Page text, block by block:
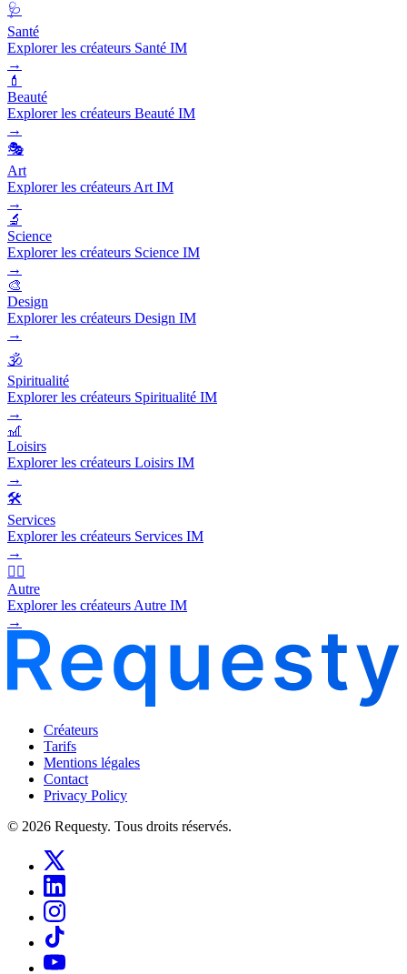
🩺
Santé
Explorer les créateurs Santé IM
→
💄
Beauté
Explorer les créateurs Beauté IM
→
🎭
Art
Explorer les créateurs Art IM
→
🔬
Science
Explorer les créateurs Science IM
→
🎨
Design
Explorer les créateurs Design IM
→
🕉️
Spiritualité
Explorer les créateurs Spiritualité IM
→
🎢
Loisirs
Explorer les créateurs Loisirs IM
→
🛠️
Services
Explorer les créateurs Services IM
→
🧜‍♂️
Autre
Explorer les créateurs Autre IM
→
Créateurs
Tarifs
Mentions légales
Contact
Privacy Policy
© 2026 Requesty. Tous droits réservés.